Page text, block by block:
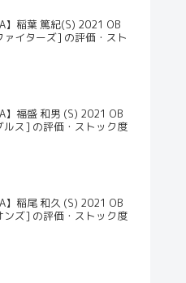
】稲葉 篤紀(S) 2021 OB
イターズ] の評価・スト
】福盛 和男 (S) 2021 OB
ルス] の評価・ストック度
】稲尾 和久 (S) 2021 OB
ンズ] の評価・ストック度